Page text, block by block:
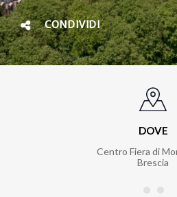
CONDIVIDI
DOVE
Centro Fiera di
Brescia